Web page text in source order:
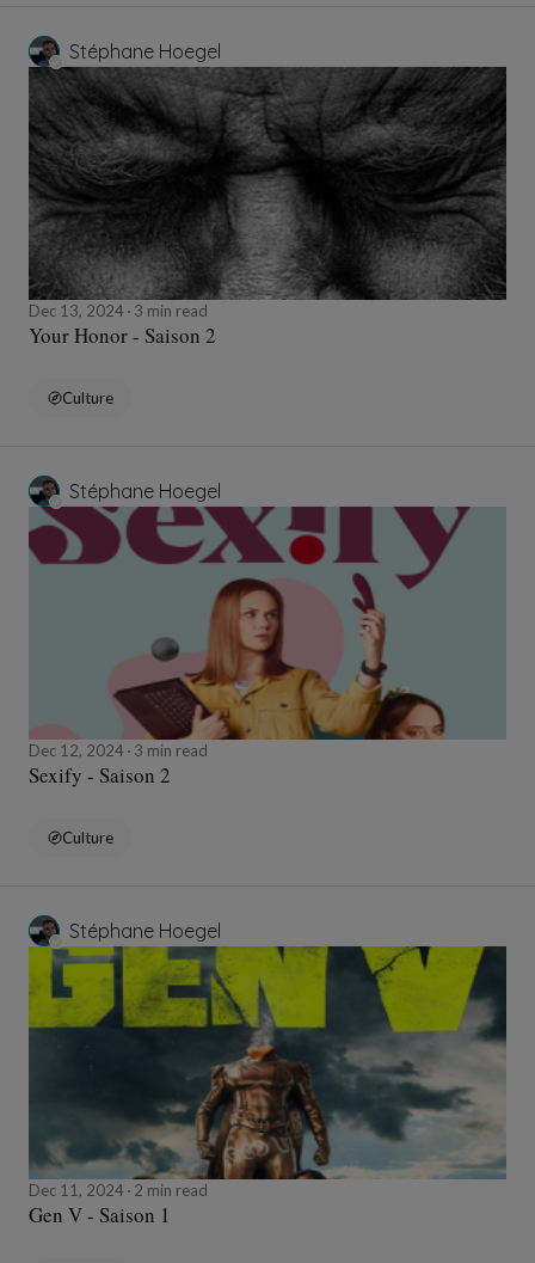
Stéphane Hoegel
Dec 13, 2024 3 min read
Your Honor - Saison 2
Culture
Stéphane Hoegel
Dec 12, 2024 3 min read
Sexify - Saison 2
Culture
Stéphane Hoegel
Dec 11, 2024 2 min read
Gen V - Saison 1